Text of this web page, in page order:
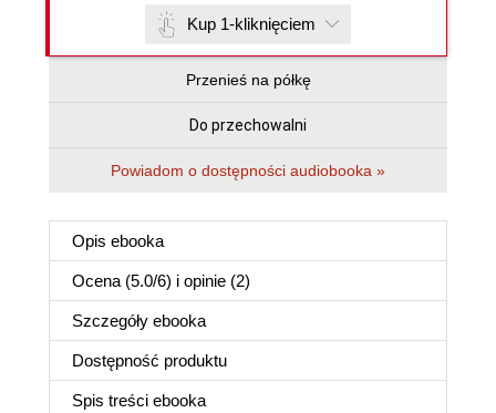
Kup 1-kliknięciem
Przenieś na półkę
Do przechowalni
Powiadom o dostępności audiobooka »
Opis ebooka
Ocena (5.0/6) i opinie (2)
Szczegóły ebooka
Dostępność produktu
Spis treści ebooka